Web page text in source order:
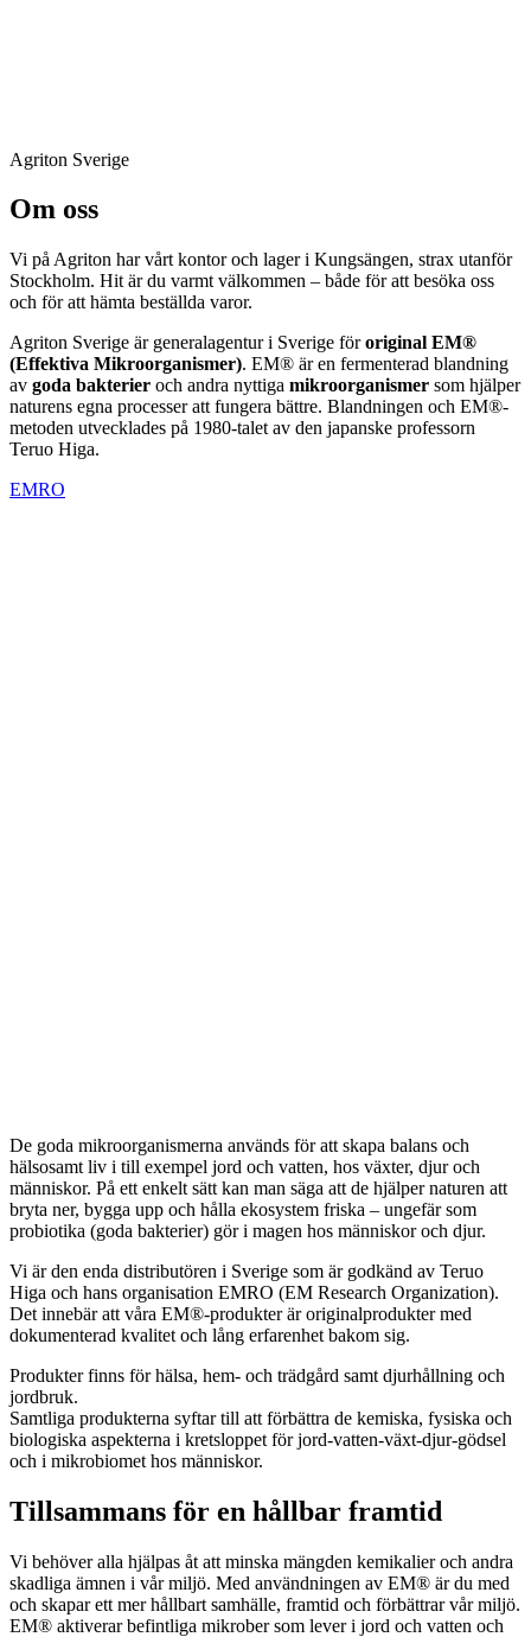
Agriton Sverige
Om oss
Vi på Agriton har vårt kontor och lager i Kungsängen, strax utanför
Stockholm. Hit är du varmt välkommen – både för att besöka oss
och för att hämta beställda varor.
Agriton Sverige är generalagentur i Sverige föroriginal EM®
(Effektiva Mikroorganismer). EM® är en fermenterad blandning
av goda bakterier och andra nyttiga mikroorganismer som hjälper
naturens egna processer att fungera bättre. Blandningen och EM®-
metoden utvecklades på 1980-talet av den japanske professorn
Teruo Higa.
EMRO
De goda mikroorganismerna används för att skapa balans och
hälsosamt liv i till exempel jord och vatten, hos växter, djur och
människor. På ett enkelt sätt kan man säga att de hjälper naturen att
bryta ner, bygga upp och hålla ekosystem friska – ungefär som
probiotika (goda bakterier) gör i magen hos människor och djur.
Vi är den enda distributören i Sverige som är godkänd av Teruo
Higa och hans organisation EMRO (EM Research Organization).
Det innebär att våra EM®-produkter är originalprodukter med
dokumenterad kvalitet och lång erfarenhet bakom sig.
Produkter finns för hälsa, hem- och trädgård samt djurhållning och
jordbruk.
Samtliga produkterna syftar till att förbättra de kemiska, fysiska och
biologiska aspekterna i kretsloppet för jord-vatten-växt-djur-gödsel
och i mikrobiomet hos människor.
Tillsammans för en hållbar framtid
Vi behöver alla hjälpas åt att minska mängden kemikalier och andra
skadliga ämnen i vår miljö. Med användningen av EM® är du med
och skapar ett mer hållbart samhälle, framtid och förbättrar vår miljö.
EM® aktiverar befintliga mikrober som lever i jord och vatten och